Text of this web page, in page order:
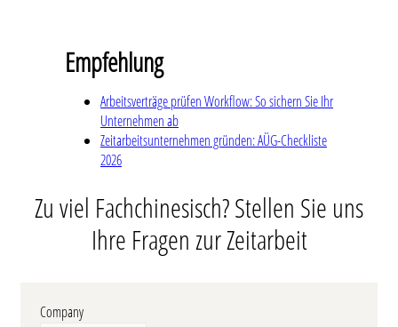
Empfehlung
Arbeitsverträge prüfen Workflow: So sichern Sie Ihr
Unternehmen ab
Zeitarbeitsunternehmen gründen: AÜG-Checkliste
2026
Zu viel Fachchinesisch? Stellen Sie uns
Ihre Fragen zur Zeitarbeit
Company